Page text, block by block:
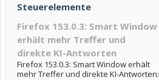
Steuerelemente
Firefox 153.0.3: Smart Window
erhält mehr Treffer und
direkte KI-Antworten
Firefox 153.0.3: Smart Window erhält
mehr Treffer und direkte KI-Antworten: